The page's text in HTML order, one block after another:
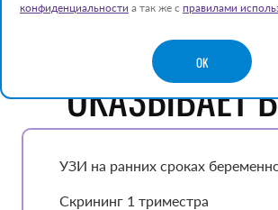
УСЛУГИ,
ОКАЗЫВАЕТ
УЗИ на ранних сроках
Скрининг 1 триместра
конфиденциальности а так же с правилами
OK